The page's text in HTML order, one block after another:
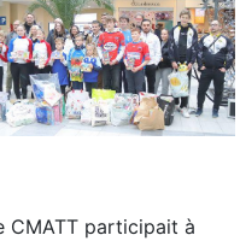
CMATT participait à